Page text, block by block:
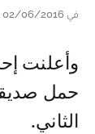
في 02/06/2016 على الساعة 21:36
وأعلنت إحدى الصحف الشهيرة بهولندا عن
حمل
الثاني.